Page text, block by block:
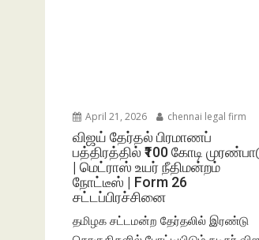
April 21, 2026 chennai legal firm
விஜய் தேர்தல் பிரமாணப்
பத்திரத்தில் ₹100 கோடி
| மெட்ராஸ் உயர் நீதிமன்றம்
நோட்டீஸ் | Form 26
சட்டப்பிரச்சினை
தமிழக சட்டமன்ற தேர்தலில் இரண்டு